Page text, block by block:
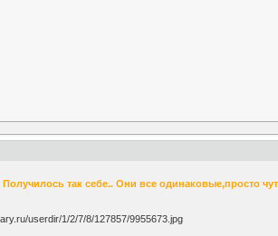
Получилось так себе.. Они все одинаковые,просто